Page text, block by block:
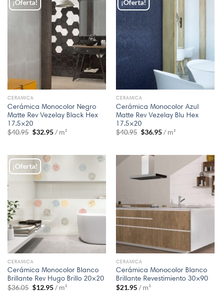
¡Oferta!
CERAMICA
Cerámica Monocolor Negro
Matte Rev Vezelay Black Hex
17.5×20
$40.95 $32.95/ m²
¡Oferta!
CERAMICA
Cerámica Monocolor Azul
Matte Rev Vezelay Blu Hex
17.5×20
$40.95 $36.95/ m²
¡Oferta!
CERAMICA
Cerámica Monocolor Blanco
Brillante Rev Hugo Brillo 20×20
$36.05 $12.95/ m²
CERAMICA
Cerámica Monocolor Blanco
Brillante Revestimiento 30×90
$21.95 / m²